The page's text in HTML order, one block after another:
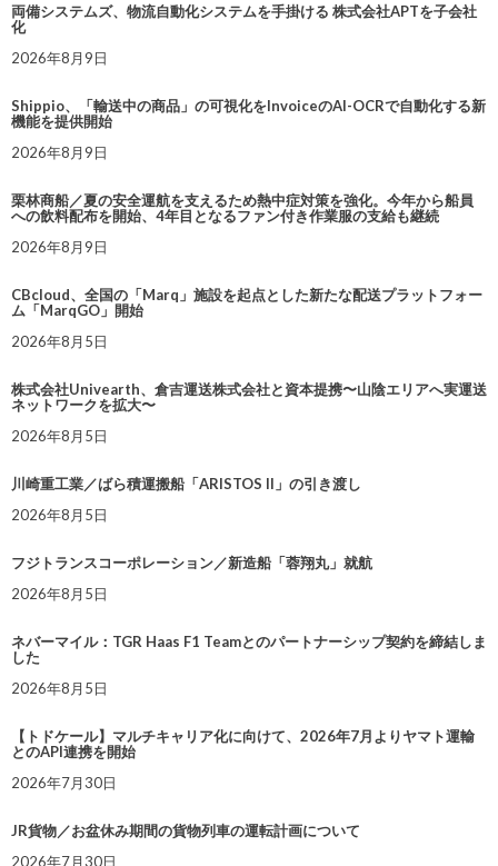
両備システムズ、物流自動化システムを手掛ける 株式会社APTを子会社
化
2026年8月9日
Shippio、「輸送中の商品」の可視化をInvoiceのAI-OCRで自動化する新
機能を提供開始
2026年8月9日
栗林商船／夏の安全運航を支えるため熱中症対策を強化。今年から船員
への飲料配布を開始、4年目となるファン付き作業服の支給も継続
2026年8月9日
CBcloud、全国の「Marq」施設を起点とした新たな配送プラットフォー
ム「MarqGO」開始
2026年8月5日
株式会社Univearth、倉吉運送株式会社と資本提携〜山陰エリアへ実運送
ネットワークを拡大〜
2026年8月5日
川崎重工業／ばら積運搬船「ARISTOS II」の引き渡し
2026年8月5日
フジトランスコーポレーション／新造船「蓉翔丸」就航
2026年8月5日
ネバーマイル：TGR Haas F1 Teamとのパートナーシップ契約を締結しま
した
2026年8月5日
【トドケール】マルチキャリア化に向けて、2026年7月よりヤマト運輸
とのAPI連携を開始
2026年7月30日
JR貨物／お盆休み期間の貨物列車の運転計画について
2026年7月30日